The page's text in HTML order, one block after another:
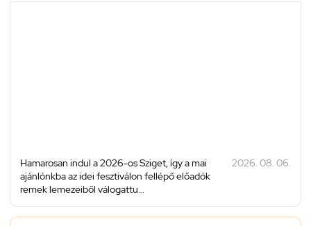
Hamarosan indul a 2026-os Sziget, így a mai
ajánlónkba az idei fesztiválon fellépő előadók
remek lemezeiből válogattu...
2026. 08. 06.